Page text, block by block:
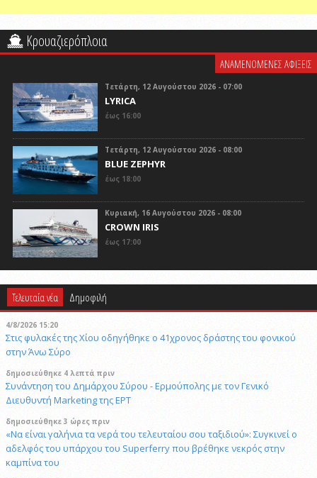
Κρουαζιερόπλοια
ΑΝΑΜΕΝΟΜΕΝΕΣ ΑΦΙΞΕΙΣ
Τετάρτη, 12 Αυγούστου 2026 - 07:00
LYRICA
έως 16:00
Τετάρτη, 12 Αυγούστου 2026 - 08:00
BLUE ZEPHYR
έως 18:00
Κυριακή, 16 Αυγούστου 2026 - 08:00
CROWN IRIS
έως 17:00
Τελευταία νέα Δημοφιλή
4/8/2026 15:20
Στις φυλακές της Χίου οδηγήθηκε ο 41χρονος δράστης του φονικού
στην Άνω Σύρο
δημοσιεύθηκε 4 λεπτά πριν
Συνάντηση του Δημάρχου Σύρου - Ερμούπολης με τον Γενικό
Διευθυντή Marketing της ΕΡΤ
δημοσιεύθηκε 3 ώρες πριν
«Να είναι γαλήνια τα νερά του τελευταίου σου ταξιδιού»: Συγκινεί ο
αδελφός του υπάρχου του Superferry που βρέθηκε νεκρός στην
καμπίνα του